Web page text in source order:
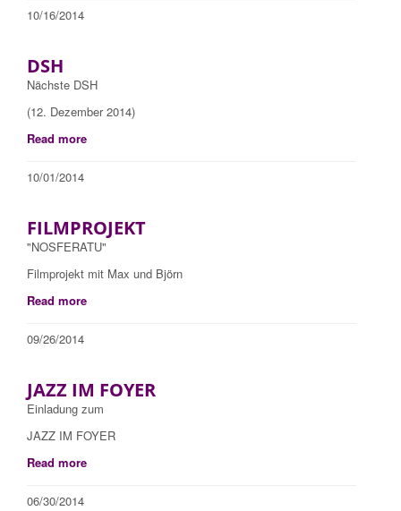
10/16/2014
DSH
Nächste DSH
(12. Dezember 2014)
Read more
10/01/2014
FILMPROJEKT
"NOSFERATU"
Filmprojekt mit Max und Björn
Read more
09/26/2014
JAZZ IM FOYER
Einladung zum
JAZZ IM FOYER
Read more
06/30/2014